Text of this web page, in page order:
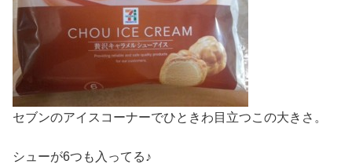
セブンのアイスコーナーでひときわ目立つこの大きさ。
シューが6つも入ってる♪